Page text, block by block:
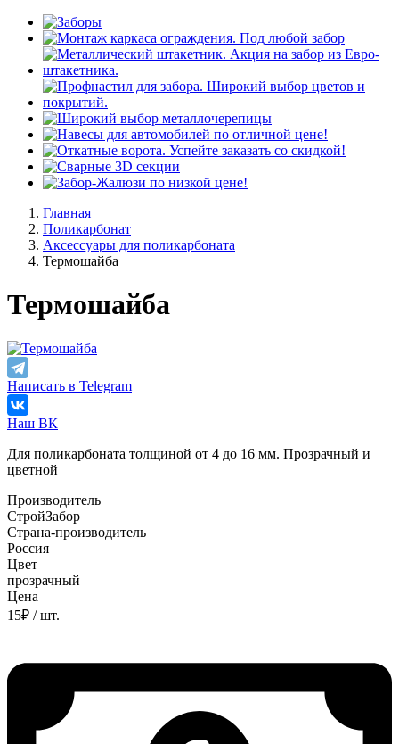
Главная
Поликарбонат
Аксессуары для поликарбоната
Термошайба
Термошайба
Написать в Telegram
Наш ВК
Для поликарбоната толщиной от 4 до 16 мм. Прозрачный и
цветной
Производитель
СтройЗабор
Страна-производитель
Россия
Цвет
прозрачный
Цена
15₽ / шт.